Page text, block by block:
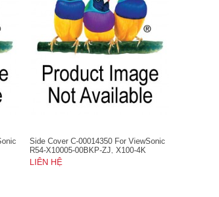
Side Cover C-00014350 For ViewSonic
R54-X10005-00BKP-ZJ, X100-4K
LIÊN HỆ